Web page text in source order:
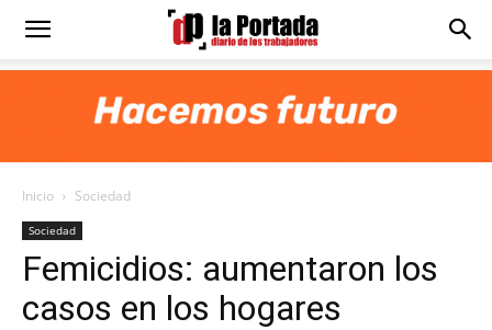
Diario
Portada
Inicio Sociedad
Sociedad
Femicidios: aumentaron los
casos en los hogares